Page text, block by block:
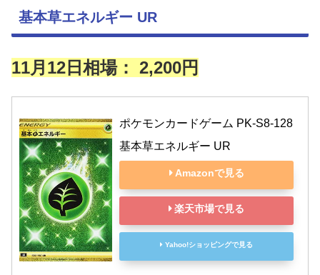
基本草エネルギー UR
11月12日相場： 2,200円
ポケモンカードゲーム PK-S8-128
基本草エネルギー UR
Amazonで見る
楽天市場で見る
Yahoo!ショッピングで見る